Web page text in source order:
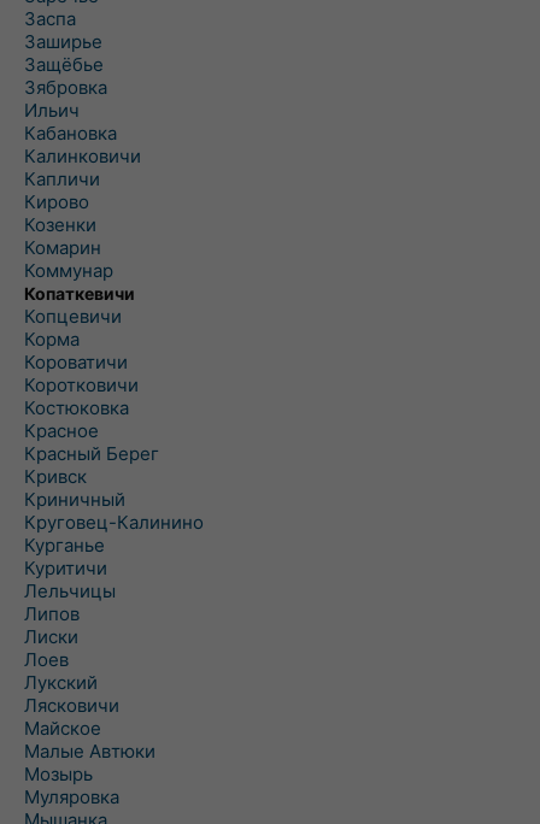
Заспа
Заширье
Защёбье
Зябровка
Ильич
Кабановка
Калинковичи
Капличи
Кирово
Козенки
Комарин
Коммунар
Копаткевичи
Копцевичи
Корма
Короватичи
Коротковичи
Костюковка
Красное
Красный Берег
Кривск
Криничный
Круговец-Калинино
Курганье
Куритичи
Лельчицы
Липов
Лиски
Лоев
Лукский
Лясковичи
Майское
Малые Автюки
Мозырь
Муляровка